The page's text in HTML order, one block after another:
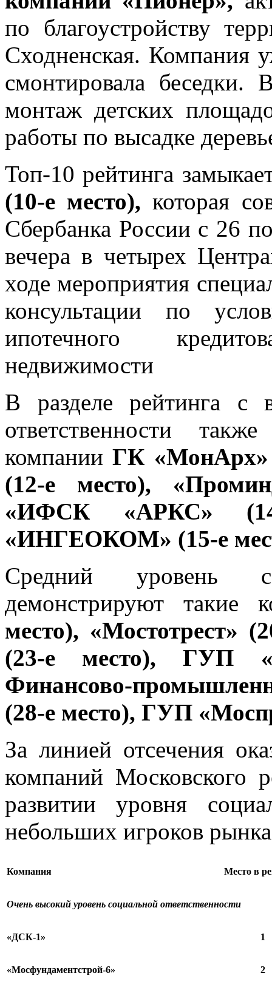
по благоустройству
Сходненская. Компания
смонтировала беседки.
монтаж детских
работы по высадке
Топ-10 рейтинга
(10-е место),которая
Сбербанка России с 26
вечера в четырех
ходе мероприятия
консультации по
ипотечного
недвижимости
В разделе рейтинга с
ответственности
компанииГК «МонАрх»
(12-е место),
«ИФСК «АРКС» (14-
«ИНГЕОКОМ» (15-е
Средний уровень
демонстрируют такие
место), «Мостотрест»
(23-е место), ГУП
Финансово-
(28-е место), ГУП
За линией отсечения
компаний Московского
развитии уровня
небольших игроков
Компания Место в
Очень высокий уровень социальной ответственности
«ДСК-1» 1
«Мосфундаментстрой-6» 2